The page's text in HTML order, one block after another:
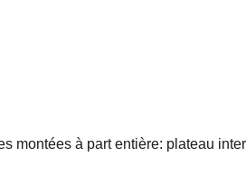
montées à part entière: plateau